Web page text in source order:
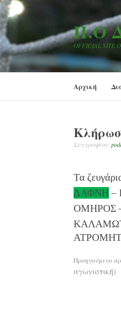
Μετάβαση
στο
περιεχόμενο
Π.Ο
OFFICIAL SITE
Αρχική
Συγγραφέας:
Τα
ΔΑΦΝΗ–
ΟΜΗΡΟΣ
Προηγούμενο
αγωνιστική)